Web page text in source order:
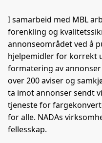
I samarbeid med MBL
forenkling og
annonseområdet ved å
hjelpemidler for korrekt
formatering av
over 200 aviser og
ta imot annonser sendt
tjeneste for
for alle. NADAs
fellesskap.